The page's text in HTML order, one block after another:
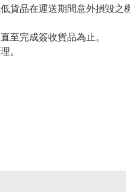
品在運送期間意外損毀之
完成簽收貨品為止。
。